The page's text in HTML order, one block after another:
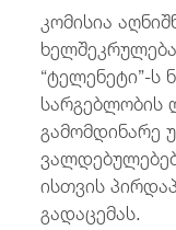
კომისია
“ტელენეტი”-ს
სარგებლობის
გამომდინარე
ისთვის
გადაცემას.